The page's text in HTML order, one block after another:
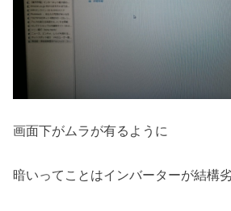
画面下がムラが有るように
暗いってことはインバーターが結構